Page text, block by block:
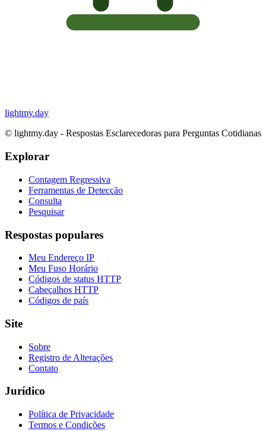
lightmy.day
© lightmy.day - Respostas Esclarecedoras para Perguntas Cotidianas
Explorar
Contagem Regressiva
Ferramentas de Detecção
Consulta
Pesquisar
Respostas populares
Meu Endereço IP
Meu Fuso Horário
Códigos de status HTTP
Cabeçalhos HTTP
Códigos de país
Site
Sobre
Registro de Alterações
Contato
Jurídico
Política de Privacidade
Termos e Condições